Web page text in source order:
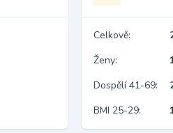
Celkově:
Ženy:
Dospělí 41-69:
BMI 25-29: